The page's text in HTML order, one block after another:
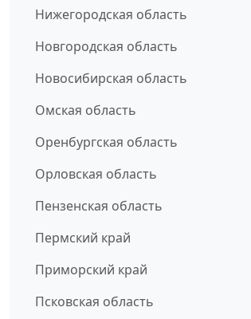
Нижегородская область
Новгородская область
Новосибирская область
Омская область
Оренбургская область
Орловская область
Пензенская область
Пермский край
Приморский край
Псковская область